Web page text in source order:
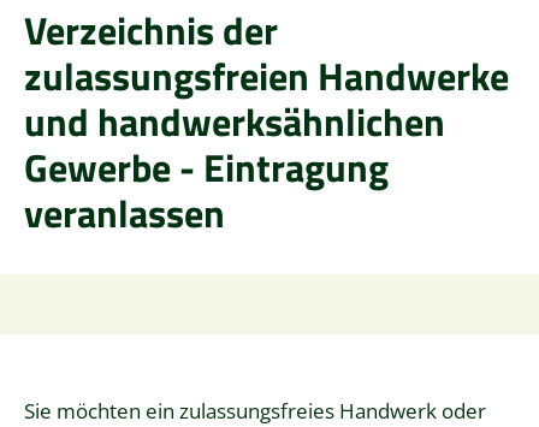
Verzeichnis der
zulassungsfreien Handwerke
und handwerksähnlichen
Gewerbe - Eintragung
veranlassen
Sie möchten ein zulassungsfreies Handwerk oder